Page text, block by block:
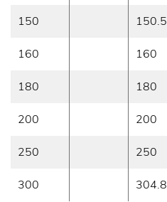
150 150.5
160 160
180 180
200 200
250 250
300 304.8